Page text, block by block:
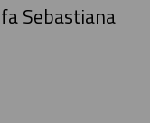
Sebastiana